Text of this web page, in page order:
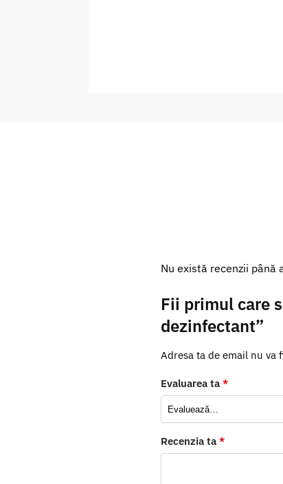
Nu există recenzii până
Fii primul care
dezinfectant”
Adresa ta de email nu va
Evaluarea ta *
Recenzia ta *